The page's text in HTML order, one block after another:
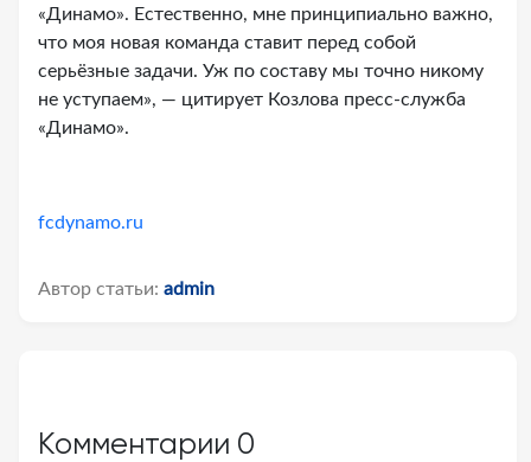
«Динамо». Естественно, мне принципиально важно,
что моя новая команда ставит перед собой
серьёзные задачи. Уж по составу мы точно никому
не уступаем», — цитирует Козлова пресс-служба
«Динамо».
fcdynamo.ru
Автор статьи: admin
Комментарии 0